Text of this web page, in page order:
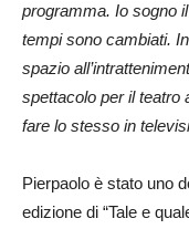
programma. Io sogno
tempi sono cambiati.
spazio
spettacolo per il teatro
fare lo stesso in
Pierpaolo è stato uno
edizione di “Tale e